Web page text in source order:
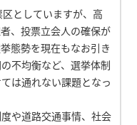
としていますが、高
、投票立会人の確保が
態勢を現在もなお引き
不均衡など、選挙体制
は通れない課題となっ
や道路交通事情、社会